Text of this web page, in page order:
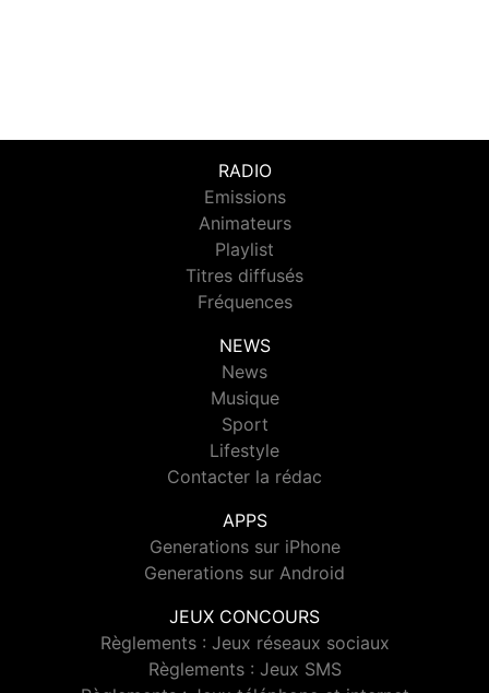
RADIO
Emissions
Animateurs
Playlist
Titres diffusés
Fréquences
NEWS
News
Musique
Sport
Lifestyle
Contacter la rédac
APPS
Generations sur iPhone
Generations sur Android
JEUX CONCOURS
Règlements : Jeux réseaux sociaux
Règlements : Jeux SMS